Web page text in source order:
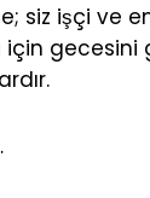
siz işçi ve
için